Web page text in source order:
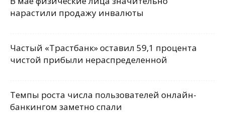
нарастили продажу инвалюты
Частый «Трастбанк» оставил 59,1 процента
чистой прибыли нераспределенной
Темпы роста числа пользователей онлайн-
банкингом заметно спали